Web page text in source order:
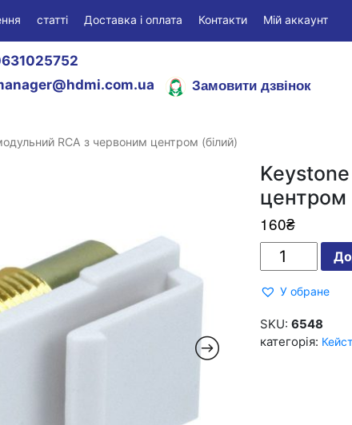
статті Доставка і оплата Контакти Мій аккаунт
Замовити дзвінок
RCA з червоним центром (білий)
центром
160₴
-
RCA
червоним
центром
(білий)
У обране
SKU: 6548
категорія: